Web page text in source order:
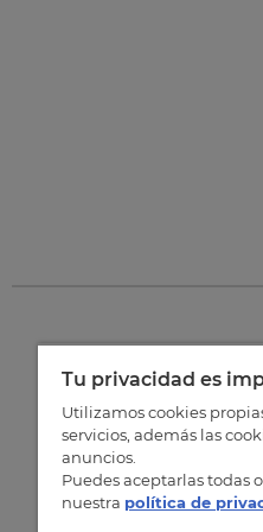
Tu privacidad es
Utilizamos cookies
servicios, además las
anuncios.
Puedes aceptarlas todas
nuestra política de